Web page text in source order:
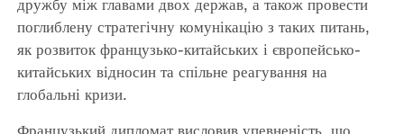
дружбу між главами двох держав, а також провести
поглиблену стратегічну комунікацію з таких питань,
як розвиток французько-китайських і європейсько-
китайських відносин та спільне реагування на
глобальні кризи.